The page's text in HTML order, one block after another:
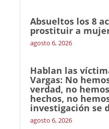
Absueltos los 8
prostituir a
agosto 6, 2026
Hablan las
Vargas: No
verdad, no
hechos, no
investigación se
agosto 6, 2026